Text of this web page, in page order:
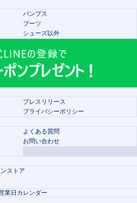
パンプス
ブーツ
シューズ以外
プレスリリース
プライバシーポリシー
よくある質問
お問い合わせ
ストア
業日カレンダー